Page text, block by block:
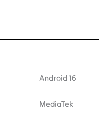
Android 16
MediaTek